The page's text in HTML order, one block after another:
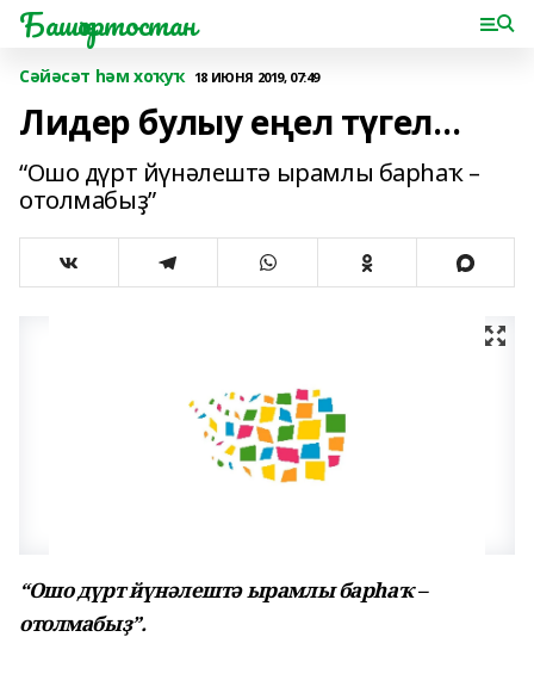
Башҡортостан
Сәйәсәт һәм хоҡуҡ 18 ИЮНЯ 2019, 07:49
Лидер булыу еңел түгел…
“Ошо дүрт йүнәлештә ырамлы барһаҡ –
отолмабыҙ”
“Ошо дүрт йүнәлештә ырамлы барһаҡ –
отолмабыҙ”.